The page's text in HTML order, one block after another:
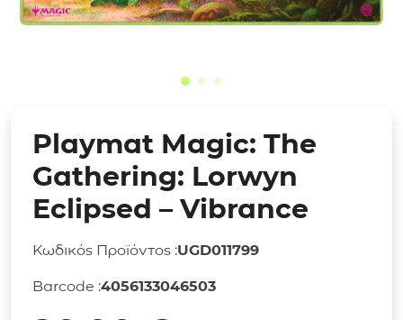
Playmat Magic: The
Gathering: Lorwyn
Eclipsed – Vibrance
Κωδικός Προϊόντος :UGD011799
Barcode :4056133046503